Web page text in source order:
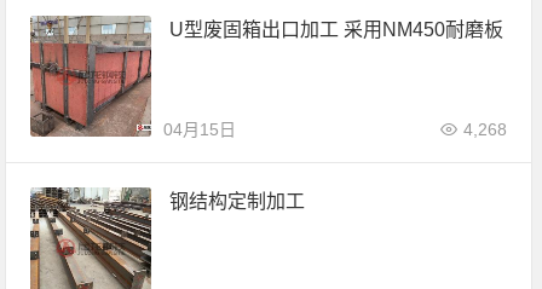
U型废固箱出口加工 采用NM450耐磨板
04月15日 4,268
钢结构定制加工